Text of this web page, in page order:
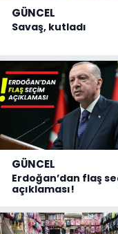
GÜNCEL
Savaş, kutladı
GÜNCEL
Erdoğan’dan flaş
açıklaması!